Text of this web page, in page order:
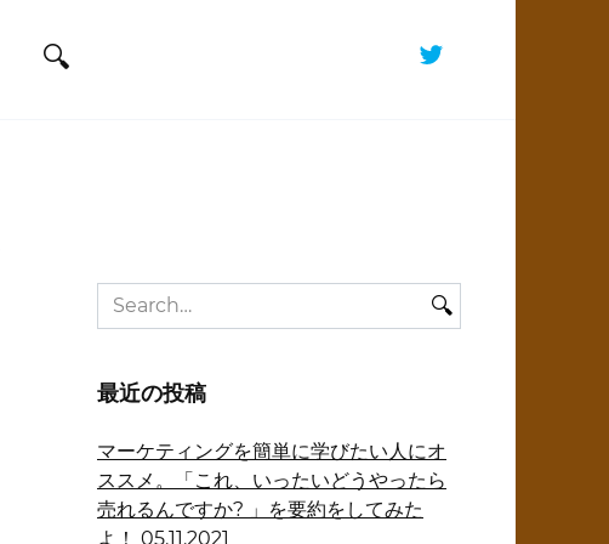
Search
for:
最近の投稿
マーケティングを簡単に学びたい人にオ
ススメ。「これ、いったいどうやったら
売れるんですか? 」を要約をしてみた
よ！ 05.11.2021